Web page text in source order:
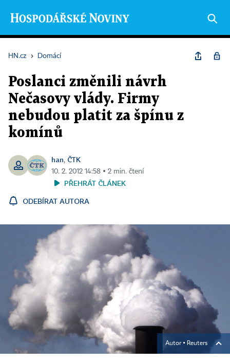
HN.cz › Domácí
Poslanci změnili návrh
Nečasovy vlády. Firmy
nebudou platit za špínu z
komínů
han, ČTK
10. 2. 2012 14:58 ▪ 2 min. čtení
PŘEHRÁT ČLÁNEK
ODEBÍRAT AUTORA
Autor ▪ Reuters